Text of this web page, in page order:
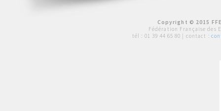
Copyright © 2015
Fédération Française des
tél : 01 39 44 65 80 | contact :